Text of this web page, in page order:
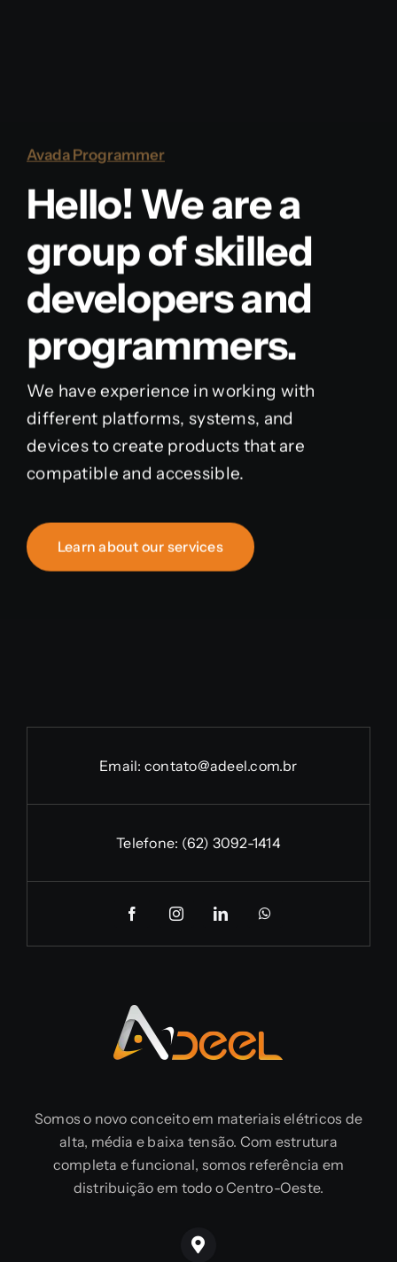
Avada Programmer
Hello! We are a
group of skilled
developers and
programmers.
We have experience in working with
different platforms, systems, and
devices to create products that are
compatible and accessible.
Learn about our services
Email: contato@adeel.com.br
Telefone: (62) 3092-1414
Somos o novo conceito em materiais elétricos de
alta, média e baixa tensão. Com estrutura
completa e funcional, somos referência em
distribuição em todo o Centro-Oeste.